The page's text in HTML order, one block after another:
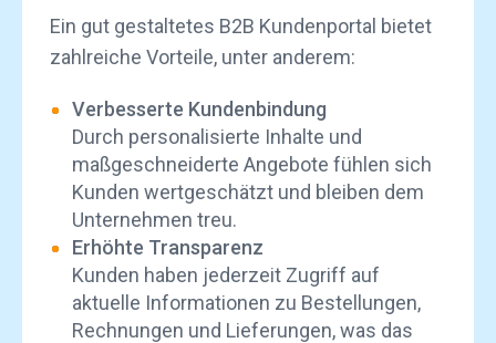
Ein gut gestaltetes B2B Kundenportal bietet
zahlreiche Vorteile, unter anderem:
Verbesserte Kundenbindung
Durch personalisierte Inhalte und
maßgeschneiderte Angebote fühlen sich
Kunden wertgeschätzt und bleiben dem
Unternehmen treu.
Erhöhte Transparenz
Kunden haben jederzeit Zugriff auf
aktuelle Informationen zu Bestellungen,
Rechnungen und Lieferungen, was das